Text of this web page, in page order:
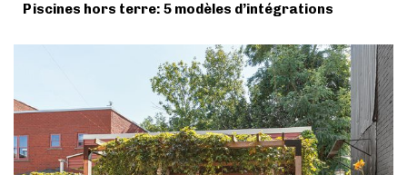
Piscines hors terre: 5 modèles d’intégrations